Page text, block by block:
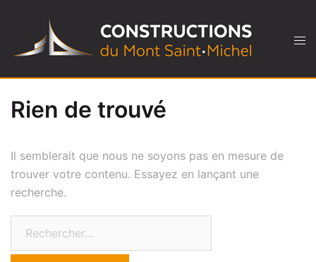
Rien de trouvé
Il semblerait que nous ne soyons pas en mesure de
trouver votre contenu. Essayez en lançant une
recherche.